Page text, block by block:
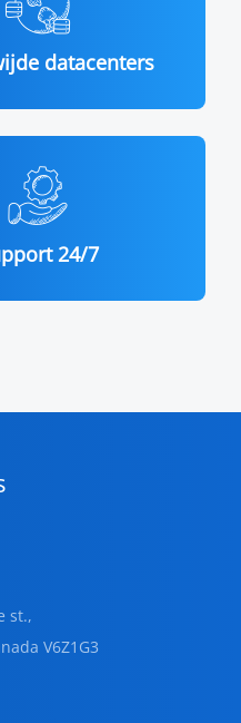
datacenters
24/7
st.,
V6Z1G3